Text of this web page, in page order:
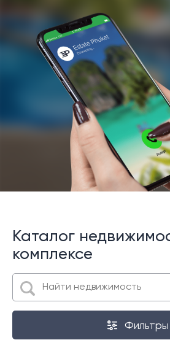
Каталог
комплексе
Фильтры